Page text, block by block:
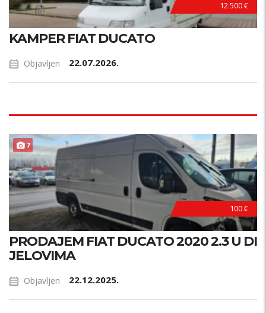
12.500 €
KAMPER FIAT DUCATO
Objavljen 22.07.2026.
7
100 €
PRODAJEM FIAT DUCATO 2020 2.3 U DI
JELOVIMA
Objavljen 22.12.2025.